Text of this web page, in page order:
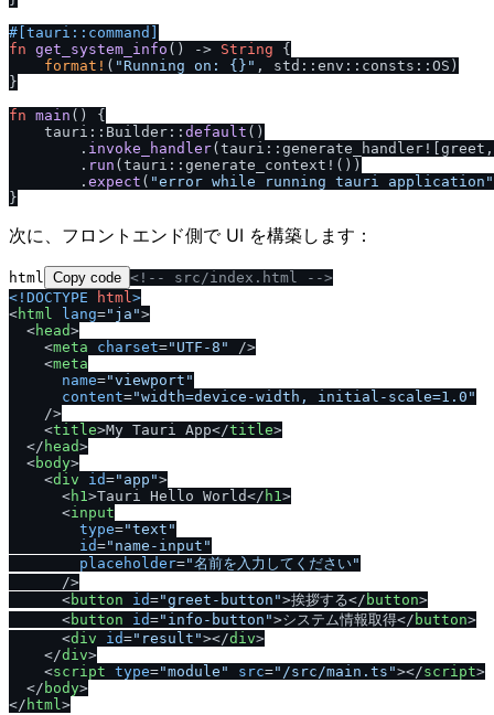
#[tauri::command]
fn get_system_info () -> String {
format! ( "Running on: {}" , std::env::consts::OS)
}
fn main () {
    tauri::Builder::
default ()
        .
invoke_handler
        .
run (tauri::generate_context!())
        .
expect ( "error while running tauri application"
次に、フロントエンド側で UI を構築します：
html Copy code <!-- src/index.html -->
<!DOCTYPE
html>
<html lang="ja">
<head>
<meta charset="UTF-8" />
<meta
name="viewport"
content="width=device-width, initial-scale=1.0"
/>
<title>My Tauri App</title>
</ head>
<body>
<div id="app">
<h1>Tauri Hello World</ h1>
<input
type="text"
id="name-input"
placeholder="名前を入力してください"
/>
<button id="greet-button">挨拶する</ button>
<button id="info-button">システム情報取得</ button>
<div id="result"></div>
</div>
<script type="module" src="/src/main.ts"></script>
</ body>
</ html>